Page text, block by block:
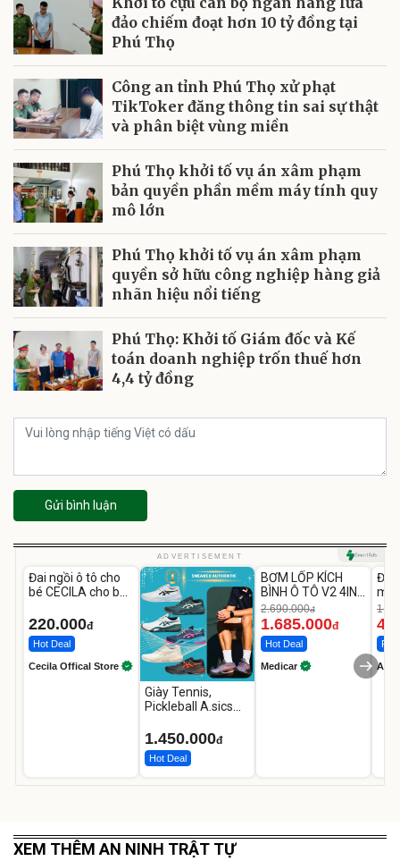
đảo chiếm đoạt hơn 10 tỷ đồng tại
Phú Thọ
Công an tỉnh Phú Thọ xử phạt
TikToker đăng thông tin sai sự thật
và phân biệt vùng miền
Phú Thọ khởi tố vụ án xâm phạm
bản quyền phần mềm máy tính quy
mô lớn
Phú Thọ khởi tố vụ án xâm phạm
quyền sở hữu công nghiệp hàng giả
nhãn hiệu nổi tiếng
Phú Thọ: Khởi tố Giám đốc và Kế
toán doanh nghiệp trốn thuế hơn
4,4 tỷ đồng
Gửi bình luận
ADVERTISEMENT
Đai ngồi ô tô cho
bé CECILA cho bé
220.000đ
Hot Deal
Cecila Offical Store
Giày Tennis,
Pickleball A.sics
Các Phối Màu
1.450.000đ
Hot Deal
-37%
BƠM LỐP KÍCH
BÌNH Ô TÔ V2 4IN1
Medicar
12.000mAh
2.690.000đ
1.685.000đ
Hot Deal
Medicar A
XEM THÊM AN NINH TRẬT TỰ